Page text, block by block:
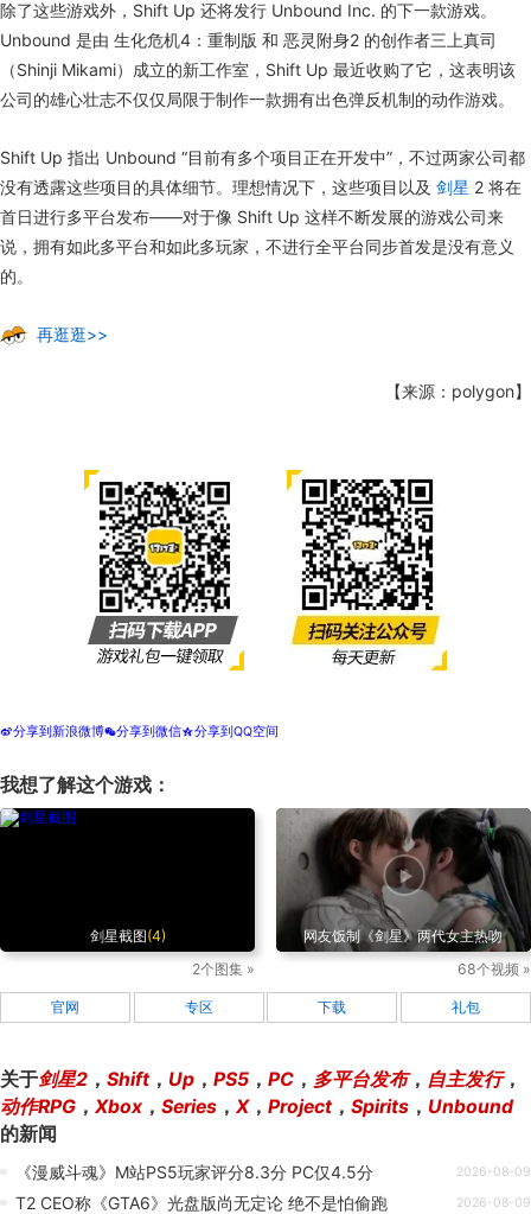
除了这些游戏外，Shift Up 还将发行 Unbound Inc. 的下一款游戏。
Unbound 是由 生化危机4：重制版 和 恶灵附身2 的创作者三上真司
（Shinji Mikami）成立的新工作室，Shift Up 最近收购了它，这表明该
公司的雄心壮志不仅仅局限于制作一款拥有出色弹反机制的动作游戏。
Shift Up 指出 Unbound “目前有多个项目正在开发中”，不过两家公司都
没有透露这些项目的具体细节。理想情况下，这些项目以及 剑星 2 将在
首日进行多平台发布——对于像 Shift Up 这样不断发展的游戏公司来
说，拥有如此多平台和如此多玩家，不进行全平台同步首发是没有意义
的。
再逛逛>>
【来源：polygon】
t分享到新浪微博w分享到微信z分享到QQ空间
我想了解这个游戏：
剑星截图(4)
2个图集 »
网友饭制《剑星》两代女主热吻
68个视频 »
官网 专区 下载 礼包
关于剑星2 ， Shift， Up ， PS5 ， PC ， 多平台发布， 自主发行，
动作RPG ， Xbox ， Series ， X， Project， Spirits ， Unbound
的新闻
《漫威斗魂》M站PS5玩家评分8.3分 PC仅4.5分 2026-08-09
T2 CEO称《GTA6》光盘版尚无定论 绝不是怕偷跑 2026-08-09